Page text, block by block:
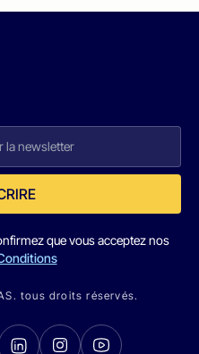
que vous acceptez nos
tous droits réservés.